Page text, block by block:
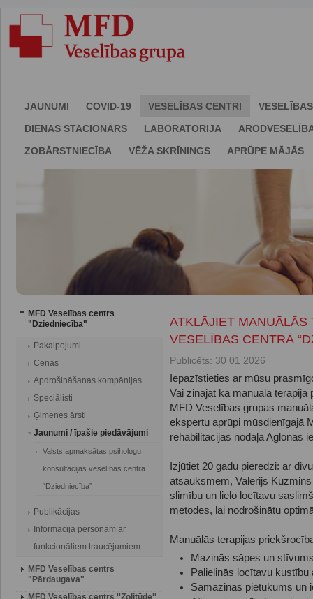
JAUNUMI COVID-19 VESELĪBAS CENTRI
DIENAS STACIONĀRS
LABORATORIJA
ZOBĀRSTNIECĪBA
VĒŽA SKRĪNINGS APRŪPE MĀJĀS
MFD Veselības centrs
"Dziedniecība"
Pakalpojumi
Cenas
Apdrošināšanas kompānijas
Speciālisti
Ģimenes ārsti
Jaunumi / īpašie piedāvājumi
Valsts apmaksātas psihologu
konsultācijas veselības centrā
“Dziedniecība”
Publikācijas
Informācija personām ar
funkcionāliem traucējumiem
MFD Veselības centrs
"Pārdaugava"
MFD Veselības centrs ''Zolitūde''
ATKLĀJIET
VESELĪBAS CENTRĀ
Publicēts: 30 01 2026
Iepazīstieties ar mūsu
Vai zinājāt ka manuālā
MFD Veselības grupas
ekspertu aprūpi mūsdienīgajā
rehabilitācijas nodaļā Aglonas
Izjūtiet 20 gadu pieredzi: ar
atsauksmēm, Valērijs
slimību un lielo locītavu
metodes, lai nodrošinātu
Manuālās terapijas
Mazinās sāpes un
Palielinās locītavu kustību
Samazinās pietūkums un